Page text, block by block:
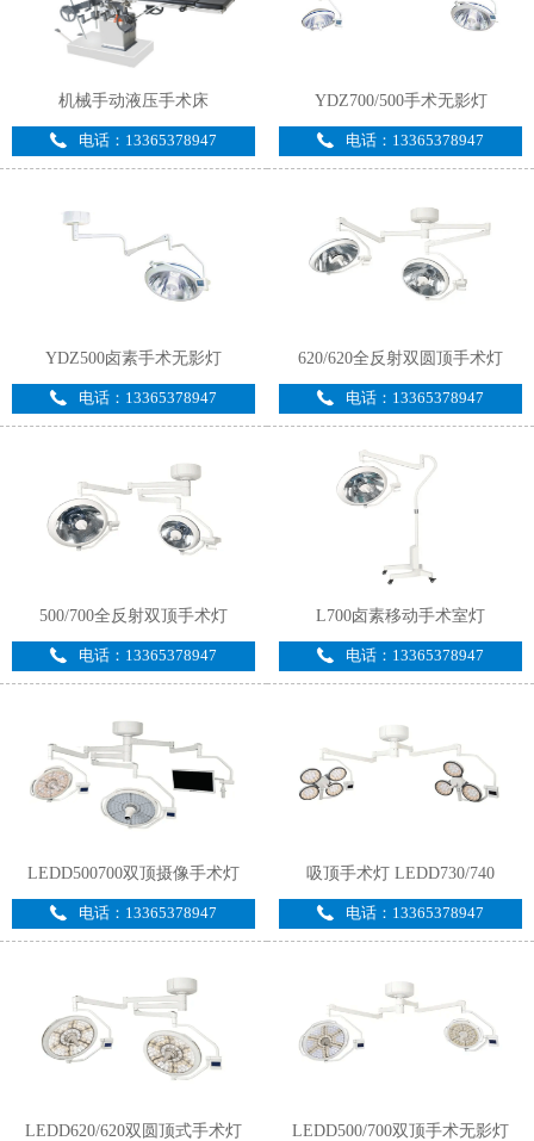
机械手动液压手术床
电话：13365378947
YDZ700/500手术无影灯
电话：13365378947
YDZ500卤素手术无影灯
电话：13365378947
620/620全反射双圆顶手术灯
电话：13365378947
500/700全反射双顶手术灯
电话：13365378947
L700卤素移动手术室灯
电话：13365378947
LEDD500700双顶摄像手术灯
电话：13365378947
吸顶手术灯 LEDD730/740
电话：13365378947
LEDD620/620双圆顶式手术灯 LEDD500/700双顶手术无影灯